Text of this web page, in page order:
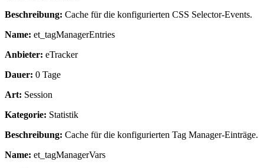
Beschreibung: Cache für die konfigurierten CSS Selector-Events.
Name: et_tagManagerEntries
Anbieter: eTracker
Dauer: 0 Tage
Art: Session
Kategorie: Statistik
Beschreibung: Cache für die konfigurierten Tag Manager-Einträge.
Name: et_tagManagerVars